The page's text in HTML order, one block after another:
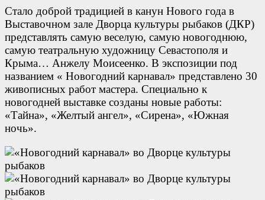
Стало доброй традицией в канун Нового года в
Выставочном зале Дворца культуры рыбаков (ДКР)
представлять самую веселую, самую новогоднюю,
самую театральную художницу Севастополя и
Крыма… Анжелу Моисеенко. В экспозиции под
названием « Новогодний карнавал» представлено 30
живописных работ мастера. Специально к
новогодней выставке созданы новые работы:
«Тайна», «Желтый ангел», «Сирена», «Южная
ночь».